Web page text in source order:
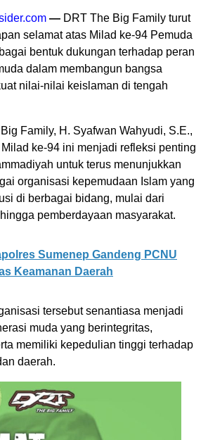
— DRT The Big Family turut
selamat atas Milad ke-94 Pemuda
bentuk dukungan terhadap peran
dalam membangun bangsa
nilai-nilai keislaman di tengah
Family, H. Syafwan Wahyudi, S.E.,
ke-94 ini menjadi refleksi penting
untuk terus menunjukkan
organisasi kepemudaan Islam yang
di berbagai bidang, mulai dari
pemberdayaan masyarakat.
Sumenep Gandeng PCNU
Keamanan Daerah
tersebut senantiasa menjadi
muda yang berintegritas,
memiliki kepedulian tinggi terhadap
daerah.